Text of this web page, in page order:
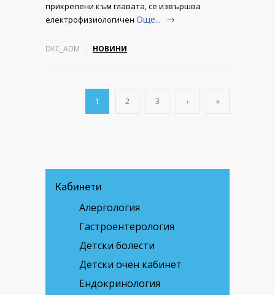
прикрепени към главата, се извършва
електрофизиологичен Още...
DKC_ADM НОВИНИ
1 2 3 › »
Кабинети
Алергология
Гастроентерология
Детски болести
Детски очен кабинет
Ендокринология